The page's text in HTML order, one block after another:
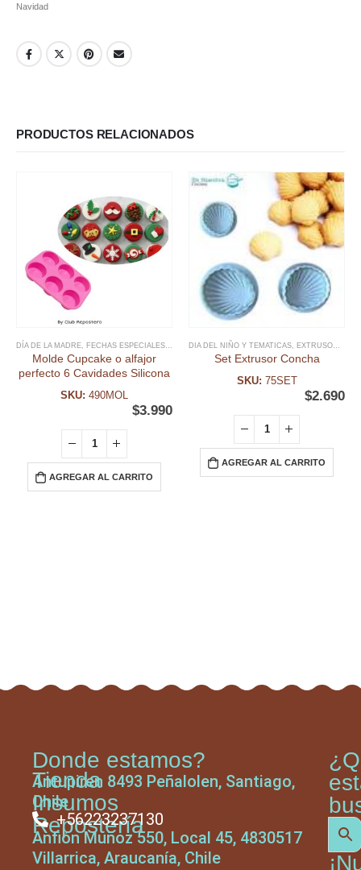
Navidad
PRODUCTOS RELACIONADOS
DÍA DE LA MADRE, FECHAS ESPECIALES, MOLDE CUPCAKES ,MOLDE SILICONA,MOLDES
Molde Cupcake o alfajor
perfecto 6 Cavidades Silicona
SKU: 490MOL
$3.990
AGREGAR AL CARRITO
DIA DEL NIÑO Y TEMATICAS, EXTRUSOR FONDANT
Set Extrusor Concha
SKU: 75SET
$2.690
AGREGAR AL CARRITO
Tienda
Insumos
Repostería
Donde estamos?
Antupiren 8493 Peñalolen, Santiago,
Chile
+56223237130
Anfión Muñoz 550, Local 45, 4830517
Villarrica, Araucanía, Chile